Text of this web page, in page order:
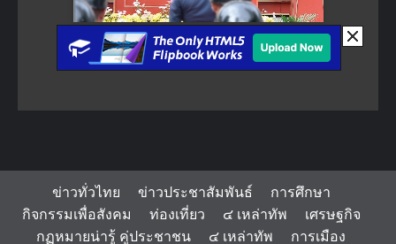
ข่าวทั่วไทย ข่าวประชาสัมพันธ์
การศึกษา
กิจกรรมเพื่อสังคม
ท่องเที่ยว ๔ เหล่าทัพ
เศรษฐกิจ
กฏหมายน่ารู้ คู่ประชาชน
๔ เหล่าทัพ การเมือง